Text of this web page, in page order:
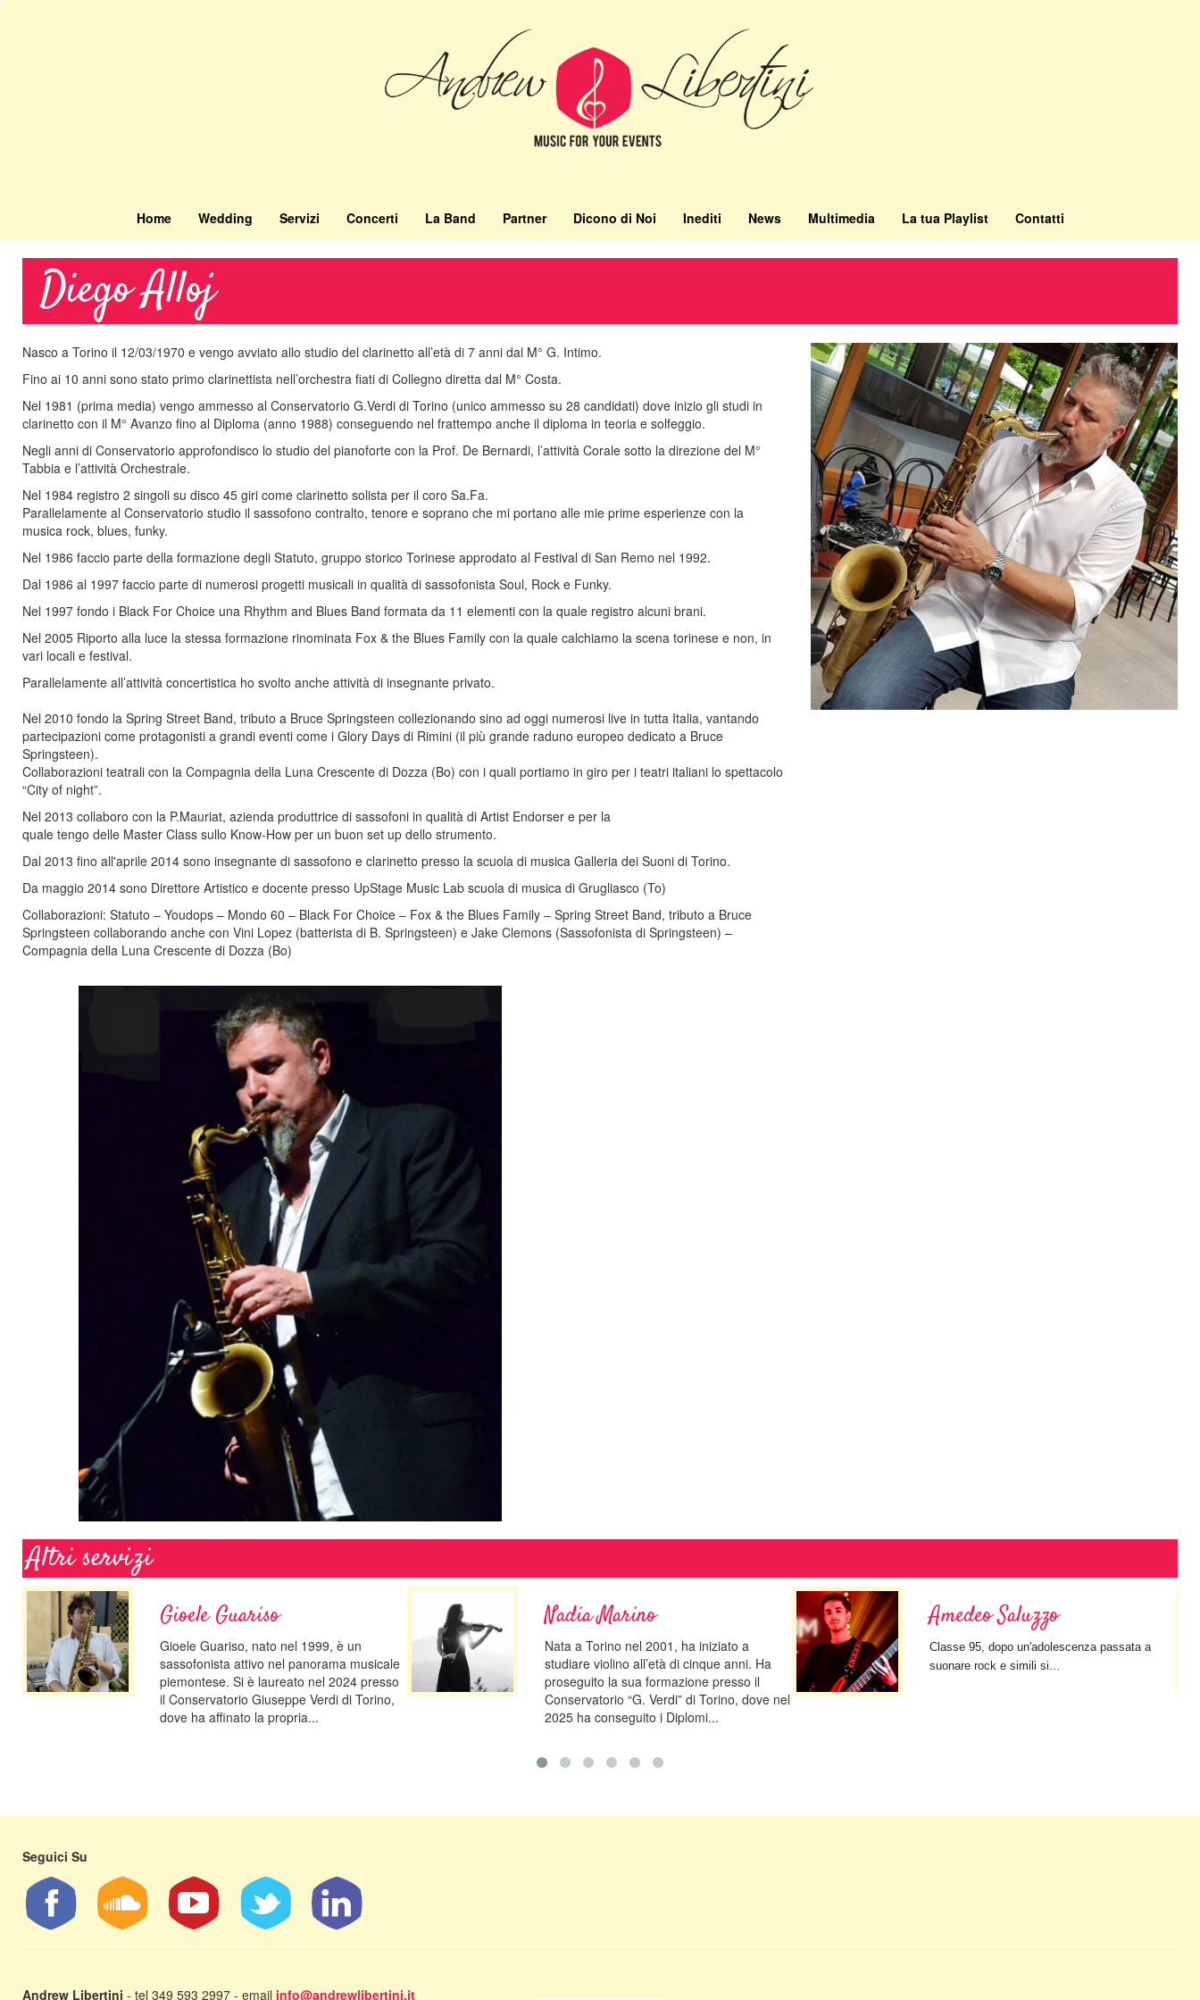
Home Wedding Servizi Concerti La Band Partner Dicono di Noi Inediti News Multimedia La tua Playlist Contatti
Diego Alloj
Nasco a Torino il 12/03/1970 e vengo avviato allo studio del clarinetto all’età di 7 anni dal M° G. Intimo.
Fino ai 10 anni sono stato primo clarinettista nell’orchestra fiati di Collegno diretta dal M° Costa.
Nel 1981 (prima media) vengo ammesso al Conservatorio G.Verdi di Torino (unico ammesso su 28 candidati) dove inizio gli studi in
clarinetto con il M° Avanzo fino al Diploma (anno 1988) conseguendo nel frattempo anche il diploma in teoria e solfeggio.
Negli anni di Conservatorio approfondisco lo studio del pianoforte con la Prof. De Bernardi, l’attività Corale sotto la direzione del M°
Tabbia e l’attività Orchestrale.
Nel 1984 registro 2 singoli su disco 45 giri come clarinetto solista per il coro Sa.Fa.
Parallelamente al Conservatorio studio il sassofono contralto, tenore e soprano che mi portano alle mie prime esperienze con la
musica rock, blues, funky.
Nel 1986 faccio parte della formazione degli Statuto, gruppo storico Torinese approdato al Festival di San Remo nel 1992.
Dal 1986 al 1997 faccio parte di numerosi progetti musicali in qualità di sassofonista Soul, Rock e Funky.
Nel 1997 fondo i Black For Choice una Rhythm and Blues Band formata da 11 elementi con la quale registro alcuni brani.
Nel 2005 Riporto alla luce la stessa formazione rinominata Fox & the Blues Family con la quale calchiamo la scena torinese e non, in
vari locali e festival.
Parallelamente all’attività concertistica ho svolto anche attività di insegnante privato.
Nel 2010 fondo la Spring Street Band, tributo a Bruce Springsteen collezionando sino ad oggi numerosi live in tutta Italia, vantando
partecipazioni come protagonisti a grandi eventi come i Glory Days di Rimini (il più grande raduno europeo dedicato a Bruce
Springsteen).
Collaborazioni teatrali con la Compagnia della Luna Crescente di Dozza (Bo) con i quali portiamo in giro per i teatri italiani lo spettacolo
“City of night”.
Nel 2013 collaboro con la P.Mauriat, azienda produttrice di sassofoni in qualità di Artist Endorser e per la
quale tengo delle Master Class sullo Know-How per un buon set up dello strumento.
Dal 2013 fino all'aprile 2014 sono insegnante di sassofono e clarinetto presso la scuola di musica Galleria dei Suoni di Torino.
Da maggio 2014 sono Direttore Artistico e docente presso UpStage Music Lab scuola di musica di Grugliasco (To)
Collaborazioni: Statuto – Youdops – Mondo 60 – Black For Choice – Fox & the Blues Family – Spring Street Band, tributo a Bruce
Springsteen collaborando anche con Vini Lopez (batterista di B. Springsteen) e Jake Clemons (Sassofonista di Springsteen) –
Compagnia della Luna Crescente di Dozza (Bo)
Altri servizi
Gioele Guariso
Gioele Guariso, nato nel 1999, è un
sassofonista attivo nel panorama musicale
piemontese. Si è laureato nel 2024 presso
il Conservatorio Giuseppe Verdi di Torino,
dove ha affinato la propria...
Nadia Marino
Nata a Torino nel 2001, ha iniziato a
studiare violino all’età di cinque anni. Ha
proseguito la sua formazione presso il
Conservatorio “G. Verdi” di Torino, dove nel
2025 ha conseguito i Diplomi...
Amedeo Saluzzo
Classe 95, dopo un'adolescenza passata a
suonare rock e simili si...
Seguici Su
Andrew Libertini - tel 349 593 2997 - email info@andrewlibertini.it